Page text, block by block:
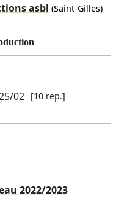
asbl (Saint-Gilles)
02 [10 rep.]
2022/2023